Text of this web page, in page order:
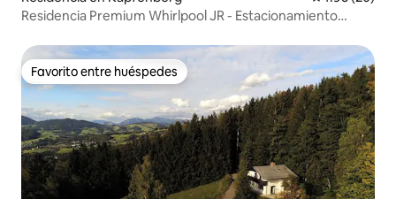
Residencia Premium Whirlpool JR - Estacionamiento
Favorito entre huéspedes
Favorito entre huéspedes